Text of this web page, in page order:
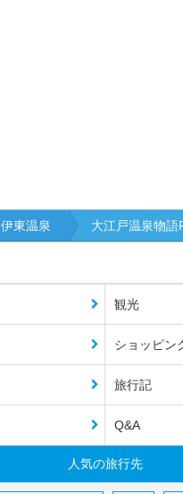
伊東温泉 大江戸温泉物語
観光
ショッピン
旅行記
Q&A
人気の旅行先